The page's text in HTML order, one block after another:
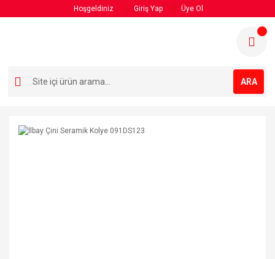
Hoşgeldiniz Giriş Yap Üye Ol
ARA